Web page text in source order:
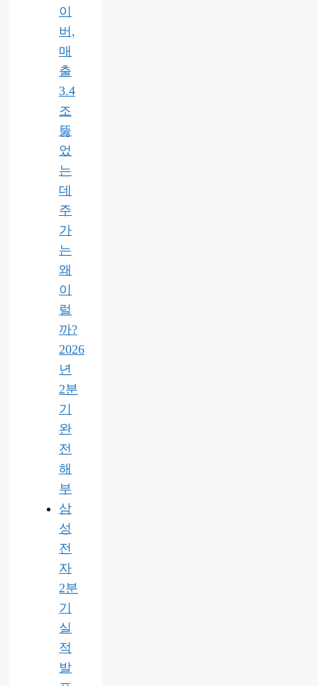
이
버,
매
출
3.4
조
뚫
었
는
데
주
가
는
왜
이
럴
까?
2026
년
2분
기
완
전
해
부
삼
성
전
자
2분
기
실
적
발